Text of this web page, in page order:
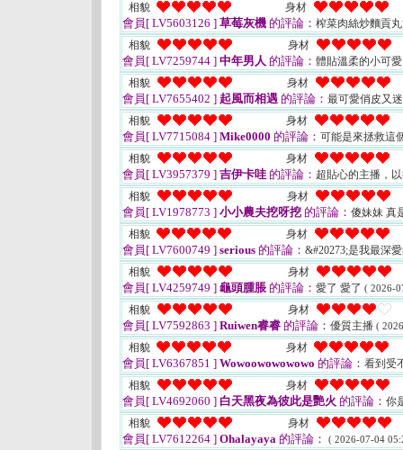
相貌
身材
會員[ LV5603126 ] 草莓灰機 的評論： 榨菜肉絲炒麵貢
相貌
身材
會員[ LV7259744 ] 中年男人 的評論： 體貼溫柔的小可
相貌
身材
會員[ LV7655402 ] 起風而相遇 的評論： 最可愛俏皮又
相貌
身材
會員[ LV7715084 ] Mike0000 的評論： 可能是來拯救這
相貌
身材
會員[ LV3957379 ] 吉伊卡哇 的評論： 超貼心的主播，
相貌
身材
會員[ LV1978773 ] 小小農夫挖呀挖 的評論： 傻妹妹 真
相貌
身材
會員[ LV7600749 ] serious 的評論： &#20273;是我最深
相貌
身材
會員[ LV4259749 ] 龜頭腫脹 的評論： 愛了 愛了 ( 2026-
相貌 身材
會員[ LV7592863 ] Ruiwen睿睿 的評論： 優質主播 (
相貌 身材
會員[ LV6367851 ] Wowoowowowowo 的評論： 看到受
相貌
身材
會員[ LV4692060 ] 白天黑夜為彼此是艷火 的評論： 你
相貌
身材
會員[ LV7612264 ] Ohalayaya 的評論： ( 2026-07-04